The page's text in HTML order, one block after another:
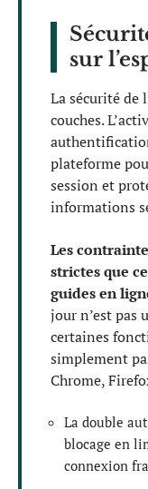
sur
La sécurité de
couches.
plateforme
session et
informations
Les
strictes que
guides en
jour n’est pas
certaines
simplement
Chrome,
La double
blocage en
connexion